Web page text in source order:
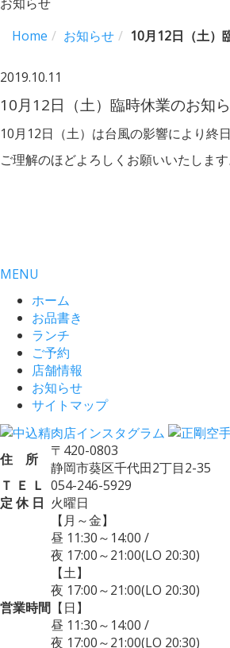
Home
お知らせ 10月12日（土）
2019.10.11
10月12日（土）臨時休業のお知
10月12日（土）は台風の影響により終
ご理解のほどよろしくお願いいたします
MENU
ホーム
お品書き
ランチ
ご予約
店舗情報
お知らせ
サイトマップ
住 所
〒420-0803
静岡市葵区千代田2丁目2-35
Ｔ Ｅ Ｌ 054-246-5929
定 休 日 火曜日
営業時間
【月～金】
昼 11:30～14:00 /
夜 17:00～21:00(LO 20:30)
【土】
夜 17:00～21:00(LO 20:30)
【日】
昼 11:30～14:00 /
夜 17:00～21:00(LO 20:30)